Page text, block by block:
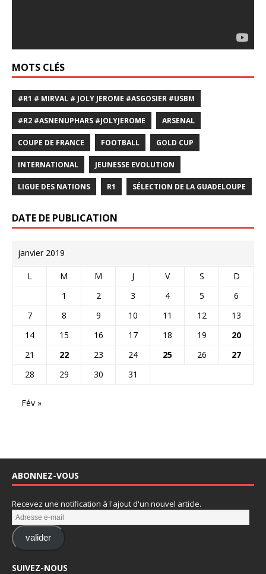
MOTS CLÉS
#R1 # MIRVAL # JOLY JEROME #ASGOSIER #USBM
#R2 #ASNENUPHARS #JOLYJEROME ARSENAL
COUPE DE FRANCE FOOTBALL GOLD CUP
INTERNATIONAL JEUNESSE EVOLUTION
LIGUE DES NATIONS R1 SÉLECTION DE LA GUADELOUPE
DATE DE PUBLICATION
janvier 2019
L M M J V S
D
1
2 3 4 5
6
7
8 9 10 11 12
13
14
15 16 17 18 19
20
21
22 23 24 25 26
27
28
29 30 31
Fév »
ABONNEZ-VOUS
Recevez une notification à l'ajout d'un nouvel article.
valider
SUIVEZ-NOUS